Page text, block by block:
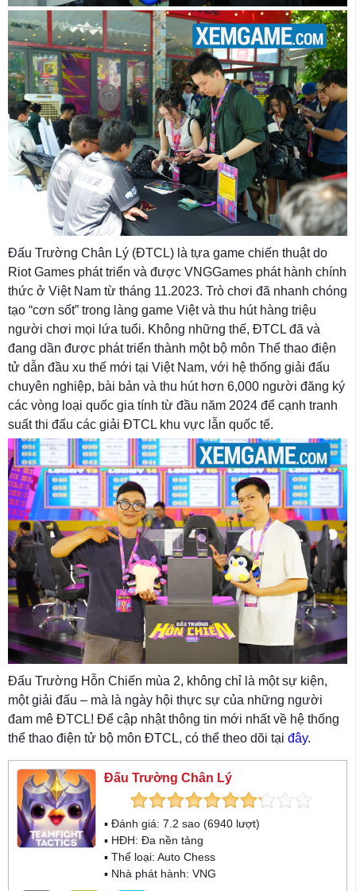
Đấu Trường Chân Lý (ĐTCL) là tựa game chiến thuật do
Riot Games phát triển và được VNGGames phát hành chính
thức ở Việt Nam từ tháng 11.2023. Trò chơi đã nhanh chóng
tạo “cơn sốt” trong làng game Việt và thu hút hàng triệu
người chơi mọi lứa tuổi. Không những thế, ĐTCL đã và
đang dần được phát triển thành một bộ môn Thể thao điện
tử dẫn đầu xu thế mới tại Việt Nam, với hệ thống giải đấu
chuyên nghiệp, bài bản và thu hút hơn 6,000 người đăng ký
các vòng loại quốc gia tính từ đầu năm 2024 để cạnh tranh
suất thi đấu các giải ĐTCL khu vực lẫn quốc tế.
Đấu Trường Hỗn Chiến mùa 2, không chỉ là một sự kiện,
một giải đấu – mà là ngày hội thực sự của những người
đam mê ĐTCL! Để cập nhật thông tin mới nhất về hệ thống
thể thao điện tử bộ môn ĐTCL, có thể theo dõi tại đây.
Đấu Trường Chân Lý
▪ Đánh giá: 7.2 sao (6940 lượt)
▪ HĐH: Đa nền tảng
▪ Thể loại: Auto Chess
▪ Nhà phát hành: VNG